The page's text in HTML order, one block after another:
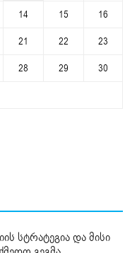
14 15
16
21 22
23
28 29
30
სტრატეგია და მისი